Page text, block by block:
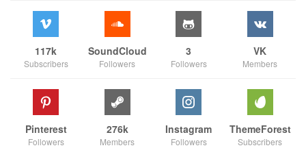
117k
Subscribers
SoundCloud
Followers
3
Followers
VK
Members
Pinterest
Followers
276k
Members
Instagram
Followers
ThemeForest
Subscribers